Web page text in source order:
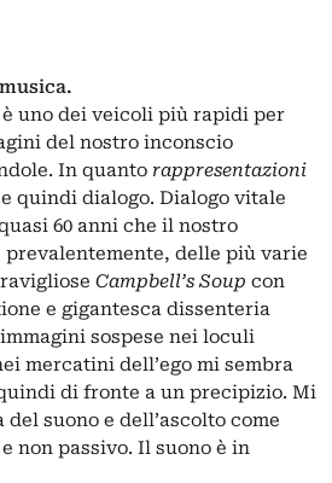
uno dei veicoli più rapidi per
del nostro inconscio
In quanto rappresentazioni
quindi dialogo. Dialogo vitale
60 anni che il nostro
delle più varie
Campbell’s Soup con
e gigantesca dissenteria
sospese nei loculi
mercatini dell’ego mi sembra
di fronte a un precipizio. Mi
suono e dell’ascolto come
non passivo. Il suono è in